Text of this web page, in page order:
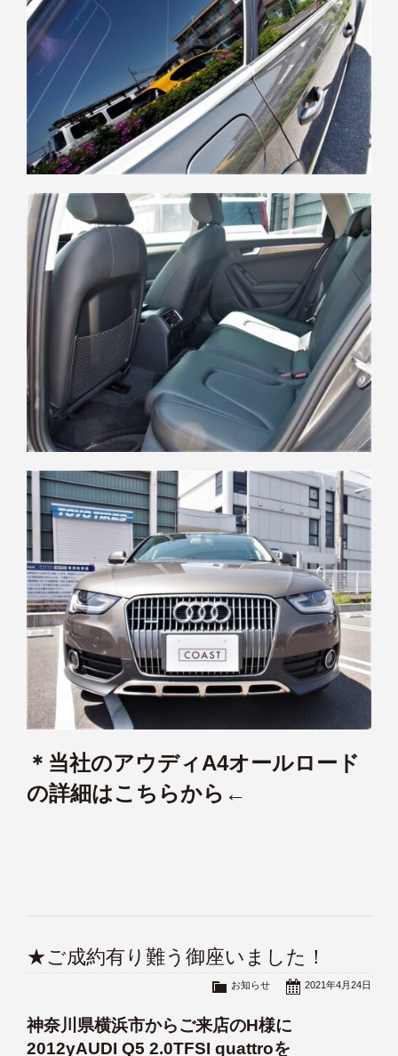
＊当社のアウディA4オールロード
の詳細はこちらから←
★ご成約有り難う御座いました！
2021年4月24日
お知らせ
神奈川県横浜市からご来店のH様に
2012yAUDI Q5 2.0TFSI quattroを